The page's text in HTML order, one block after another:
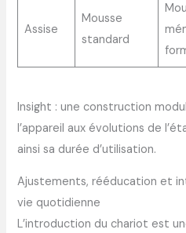
Assise
Mousse
standard
Insight : une construction
l’appareil aux évolutions de
ainsi sa durée d’utilisation.
Ajustements, rééducation et
vie quotidienne
L’introduction du chariot est